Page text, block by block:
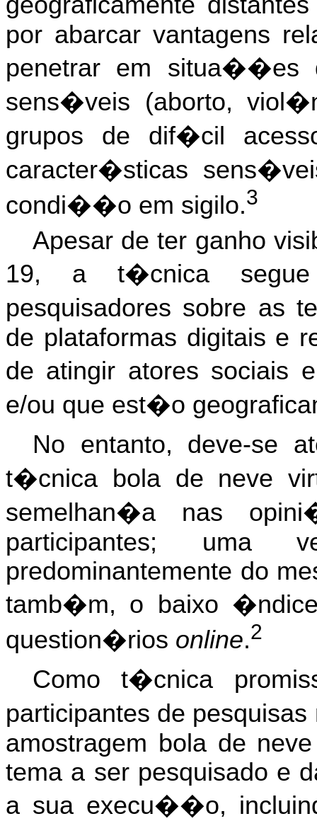
por abarcar vantagens
penetrar em situa��es
sens�veis (aborto,
grupos de dif�cil
caracter�sticas
condi��o em sigilo.3
Apesar de ter ganho
19, a t�cnica
pesquisadores sobre as
de plataformas digitais e
de atingir atores sociais
e/ou que est�o
No entanto, deve-se
t�cnica bola de neve
semelhan�a nas
participantes; uma
predominantemente do
tamb�m, o baixo
question�rios online.2
Como t�cnica
participantes de
amostragem bola de
tema a ser pesquisado e
a sua execu��o,